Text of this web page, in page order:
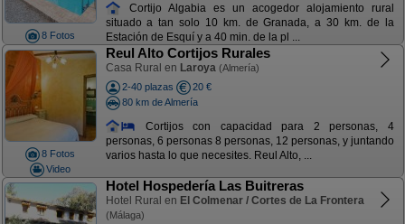
8 Fotos
Cortijo Algabia es un acogedor alojamiento rural
situado a tan solo 10 km. de Granada, a 30 km. de la
Estación de Esquí y a 40 min. de la pl ...
8 Fotos
Video
Reul Alto Cortijos Rurales
Casa Rural en Laroya (Almería)
2-40 plazas
20 €
80 km de Almería
Cortijos con capacidad para 2 personas, 4
personas, 6 personas 8 personas, 12 personas, y juntando
varios hasta lo que necesites. Reul Alto, ...
Hotel Hospedería Las Buitreras
Hotel Rural en El Colmenar / Cortes de La Frontera
(Málaga)